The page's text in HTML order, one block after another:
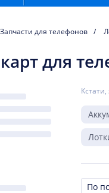
Запчасти для телефонов
для